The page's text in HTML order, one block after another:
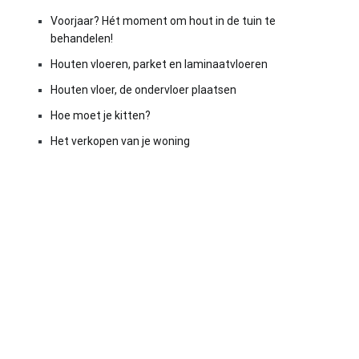
Voorjaar? Hét moment om hout in de tuin te
behandelen!
Houten vloeren, parket en laminaatvloeren
Houten vloer, de ondervloer plaatsen
Hoe moet je kitten?
Het verkopen van je woning